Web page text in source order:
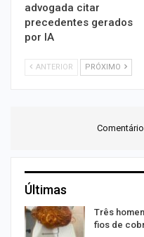
advogada citar
precedentes gerados
por IA
ANTERIOR PRÓXIMO
Últimas
Três
fios de